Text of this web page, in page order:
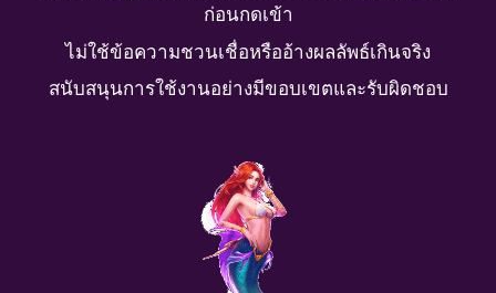
ก่อนกดเข้า
ไม่ใช้ข้อความชวนเชื่อหรืออ้างผลลัพธ์เกินจริง
สนับสนุนการใช้งานอย่างมีขอบเขตและรับผิดชอบ